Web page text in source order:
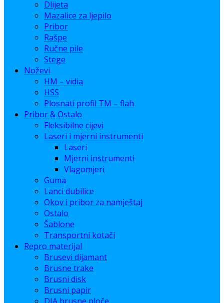
Dlijeta
Mazalice za ljepilo
Pribor
Rašpe
Ručne pile
Stege
Noževi
HM – vidia
HSS
Plosnati profil TM – flah
Pribor & Ostalo
Fleksibilne cijevi
Laseri i mjerni instrumenti
Laseri
Mjerni instrumenti
Vlagomjeri
Guma
Lanci dubilice
Okov i pribor za namještaj
Ostalo
Šablone
Transportni kotači
Repro materijal
Brusevi dijamant
Brusne trake
Brusni disk
Brusni papir